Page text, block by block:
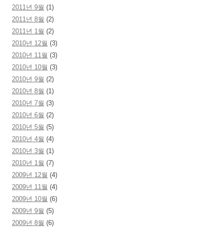
2011년 9월 (1)
2011년 8월 (2)
2011년 1월 (2)
2010년 12월 (3)
2010년 11월 (3)
2010년 10월 (3)
2010년 9월 (2)
2010년 8월 (1)
2010년 7월 (3)
2010년 6월 (2)
2010년 5월 (5)
2010년 4월 (4)
2010년 3월 (1)
2010년 1월 (7)
2009년 12월 (4)
2009년 11월 (4)
2009년 10월 (6)
2009년 9월 (5)
2009년 8월 (6)